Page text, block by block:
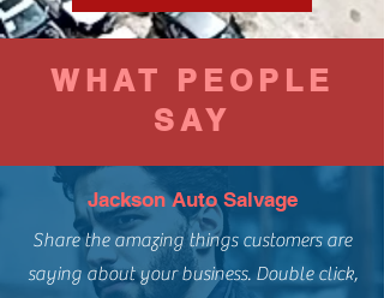
WHAT PEOPLE
SAY
Jackson Auto Salvage
Share the amazing things customers are
saying about your business. Double click,